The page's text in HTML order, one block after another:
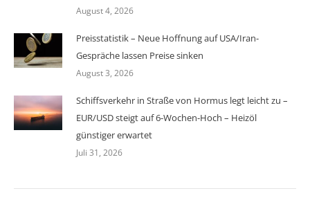
August 4, 2026
Preisstatistik – Neue Hoffnung auf USA/Iran-
Gespräche lassen Preise sinken
August 3, 2026
Schiffsverkehr in Straße von Hormus legt leicht zu –
EUR/USD steigt auf 6-Wochen-Hoch – Heizöl
günstiger erwartet
Juli 31, 2026